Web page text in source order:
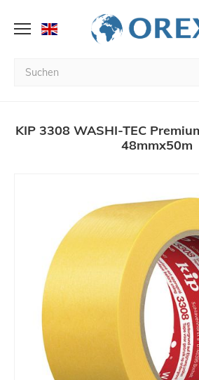
KIP 3308 WASHI-TEC
48mmx50m